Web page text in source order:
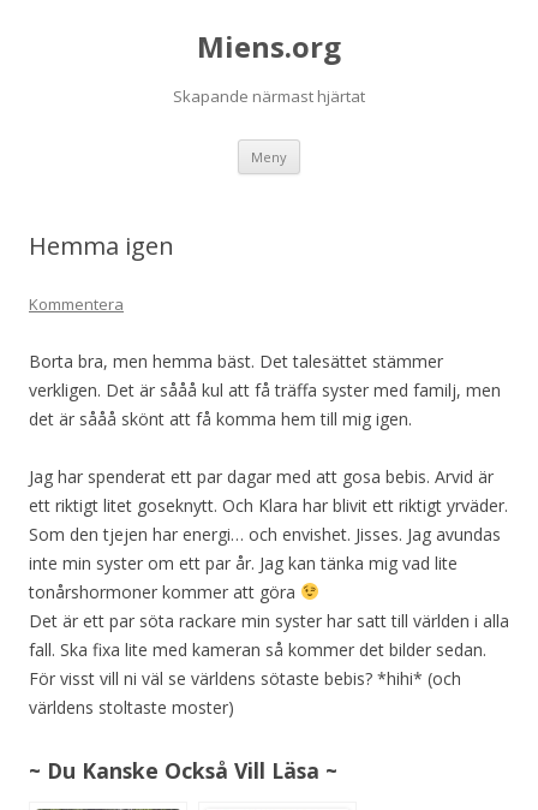
Miens.org
Skapande närmast hjärtat
Meny
Hemma igen
Kommentera
Borta bra, men hemma bäst. Det talesättet stämmer
verkligen. Det är sååå kul att få träffa syster med familj, men
det är sååå skönt att få komma hem till mig igen.
Jag har spenderat ett par dagar med att gosa bebis. Arvid är
ett riktigt litet goseknytt. Och Klara har blivit ett riktigt yrväder.
Som den tjejen har energi… och envishet. Jisses. Jag avundas
inte min syster om ett par år. Jag kan tänka mig vad lite
tonårshormoner kommer att göra
Det är ett par söta rackare min syster har satt till världen i alla
fall. Ska fixa lite med kameran så kommer det bilder sedan.
För visst vill ni väl se världens sötaste bebis? *hihi* (och
världens stoltaste moster)
~ Du Kanske Också Vill Läsa ~